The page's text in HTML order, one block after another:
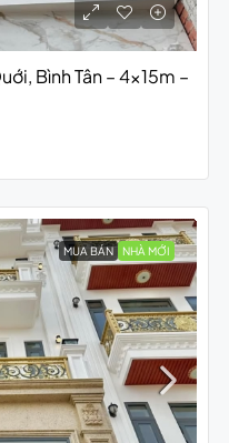
Bình Tân – 4x15m –
MUA BÁN NHÀ MỚI